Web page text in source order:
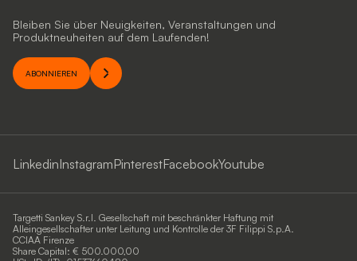
Bleiben Sie über Neuigkeiten, Veranstaltungen und
Produktneuheiten auf dem Laufenden!
ABONNIEREN
LinkedinInstagramPinterestFacebookYoutube
Targetti Sankey S.r.l. Gesellschaft mit beschränkter Haftung mit
Alleingesellschafter unter Leitung und Kontrolle der 3F Filippi S.p.A.
CCIAA Firenze
Share Capital: € 500.000,00